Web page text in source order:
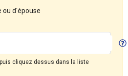
ou d'épouse
cliquez dessus dans la liste